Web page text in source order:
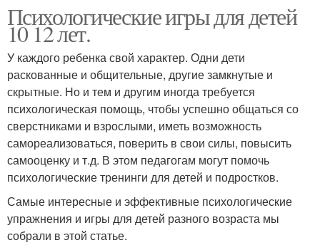
Психологические игры для детей
10 12 лет.
У каждого ребенка свой характер. Одни дети
раскованные и общительные, другие замкнутые и
скрытные. Но и тем и другим иногда требуется
психологическая помощь, чтобы успешно общаться со
сверстниками и взрослыми, иметь возможность
самореализоваться, поверить в свои силы, повысить
самооценку и т.д. В этом педагогам могут помочь
психологические тренинги для детей и подростков.
Самые интересные и эффективные психологические
упражнения и игры для детей разного возраста мы
собрали в этой статье.